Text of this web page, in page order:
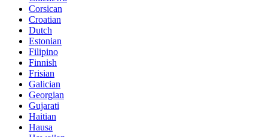
Corsican
Croatian
Dutch
Estonian
Filipino
Finnish
Frisian
Galician
Georgian
Gujarati
Haitian
Hausa